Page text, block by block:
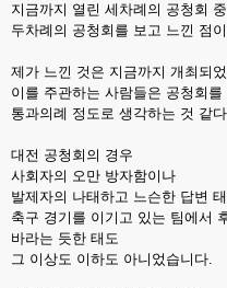
지금까지 열린 세차례의 공청회
두차례의 공청회를 보고 느낀 점
제가 느낀 것은 지금까지 개최되
이를 주관하는 사람들은 공청회
통과의례 정도로 생각하는 것 같
대전 공청회의 경우
사회자의 오만 방자함이나
발제자의 나태하고 느슨한 답변
축구 경기를 이기고 있는 팀에서
바라는 듯한 태도
그 이상도 이하도 아니었습니다.